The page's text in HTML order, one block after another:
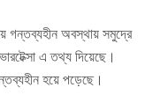
গন্তব্যহীন অবস্থায় সমুদ্রে
এ তথ্য দিয়েছে।
হয়ে পড়েছে।